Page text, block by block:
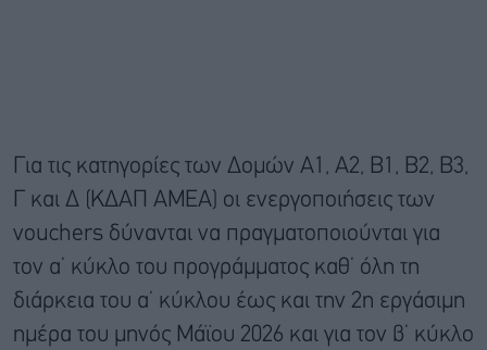
Για τις κατηγορίες των Δομών Α1, Α2, Β1, Β2, Β3,
Γ και Δ (ΚΔΑΠ ΑΜΕΑ) οι ενεργοποιήσεις των
vouchers δύνανται να πραγματοποιούνται για
τον α’ κύκλο του προγράμματος καθ’ όλη τη
διάρκεια του α’ κύκλου έως και την 2η εργάσιμη
ημέρα του μηνός Μάϊου 2026 και για τον β’ κύκλο